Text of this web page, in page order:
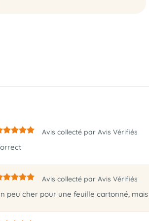
Avis collecté par Avis Vérifiés
Avis collecté par Avis Vérifiés
peu cher pour une feuille cartonné,